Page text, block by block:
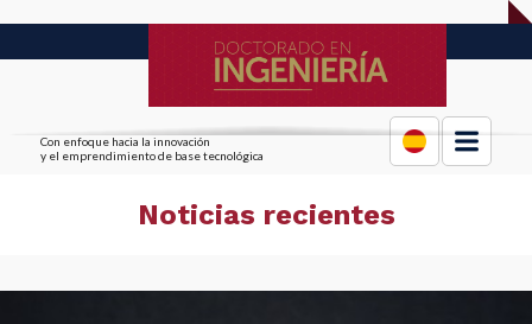
Con enfoque hacia la innovación
y el emprendimiento de base tecnológica
Noticias recientes